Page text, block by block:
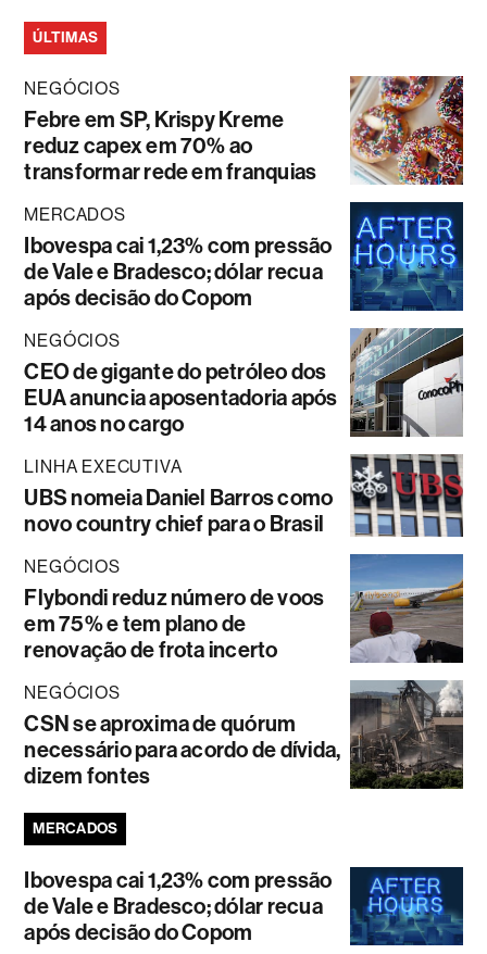
ÚLTIMAS
NEGÓCIOS
Febre em SP, Krispy Kreme
reduz capex em 70% ao
transformar rede em franquias
MERCADOS
Ibovespa cai 1,23% com pressão
de Vale e Bradesco; dólar recua
após decisão do Copom
NEGÓCIOS
CEO de gigante do petróleo dos
EUA anuncia aposentadoria após
14 anos no cargo
LINHA EXECUTIVA
UBS nomeia Daniel Barros como
novo country chief para o Brasil
NEGÓCIOS
Flybondi reduz número de voos
em 75% e tem plano de
renovação de frota incerto
NEGÓCIOS
CSN se aproxima de quórum
necessário para acordo de dívida,
dizem fontes
MERCADOS
Ibovespa cai 1,23% com pressão
de Vale e Bradesco; dólar recua
após decisão do Copom